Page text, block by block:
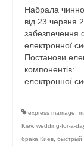
Набрала
від 23 червня
забезпечення
електронної
Постанови
компонентів: ⠀
електронної
express marriage
Kiev, wedding-for-a-
брака Киев быстрый